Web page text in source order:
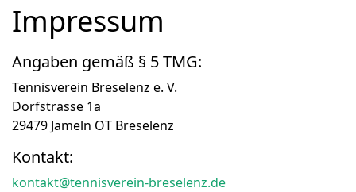
Impressum
Angaben gemäß § 5 TMG:
Tennisverein Breselenz e. V.
Dorfstrasse 1a
29479 Jameln OT Breselenz
Kontakt:
kontakt@tennisverein-breselenz.de